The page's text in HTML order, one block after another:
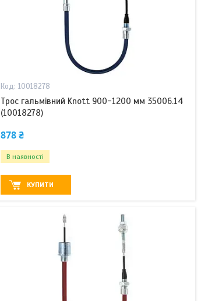
10018278
Трос гальмівний Knott 900-1200 мм 35006.14
(10018278)
878 ₴
В наявності
КУПИТИ